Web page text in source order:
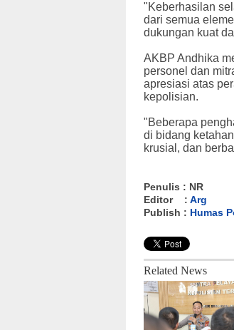
"Keberhasilan
dari semua
dukungan kuat
AKBP Andhika
personel dan
apresiasi atas
kepolisian.
"Beberapa
di bidang
krusial, dan
Penulis : NR
Editor : Arg
Publish : Humas
Related News